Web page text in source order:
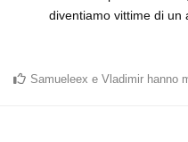
diventiamo vittime di un
Samueleex e Vladimir hanno